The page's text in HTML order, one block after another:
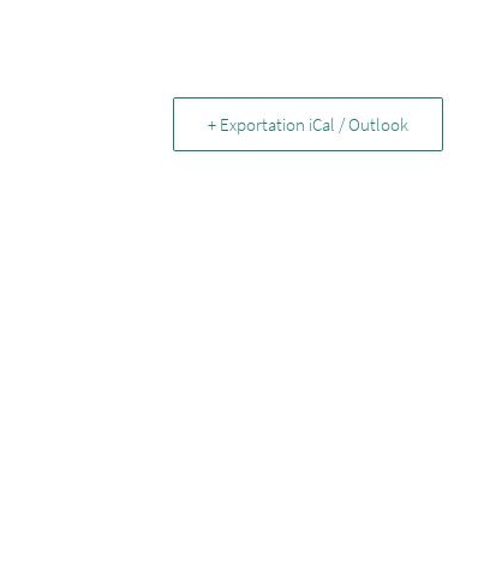
+ Exportation iCal / Outlook